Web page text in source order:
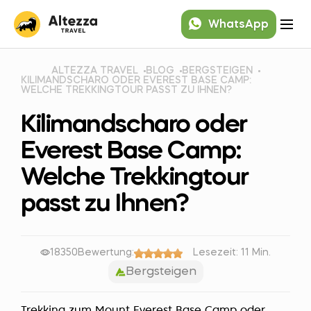
WhatsApp
ALTEZZA TRAVEL BLOG
BERGSTEIGEN
KILIMANDSCHARO ODER EVEREST BASE CAMP:
WELCHE TREKKINGTOUR PASST ZU IHNEN?
Kilimandscharo oder
Everest Base Camp:
Welche Trekkingtour
passt zu Ihnen?
18350 Bewertung: Lesezeit: 11 Min.
Bergsteigen